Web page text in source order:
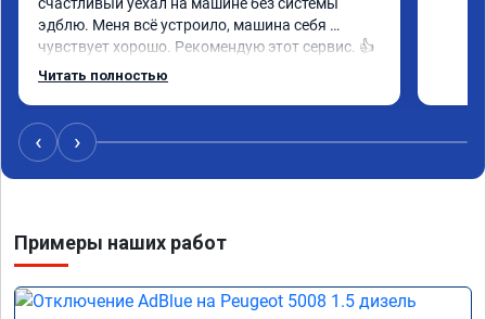
эдблю. Меня всё устроило, машина себя
чувствует хорошо. Рекомендую этот сервис. 👍
Читать полностью
‹ ›
Примеры наших работ